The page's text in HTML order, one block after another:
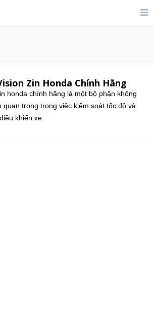
Zin Honda Chính Hãng
honda chính hãng là một bộ phận không
quan trọng trong việc kiểm soát tốc độ và
khiển xe.